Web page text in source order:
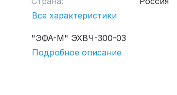
Все характеристики
"ЭФА-М" ЭХВЧ-300-03
Подробное описание